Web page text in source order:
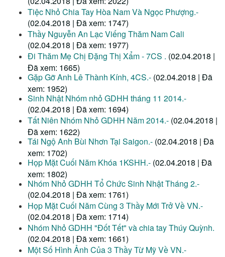
Tiệc Nhỏ Chia Tay Hòa Nam Và Ngọc Phượng.-
(02.04.2018 | Đã xem: 1747)
Thầy Nguyễn An Lạc Viếng Thăm Nam Cali
(02.04.2018 | Đã xem: 1977)
Đi Thăm Mẹ Chị Đặng Thị Xẩm - 7CS . (02.04.2018 |
Đã xem: 1665)
Gặp Gỡ Anh Lê Thành Kính, 4CS.- (02.04.2018 | Đã
xem: 1952)
Sinh Nhật Nhóm nhỏ GDHH tháng 11 2014.-
(02.04.2018 | Đã xem: 1694)
Tất Niên Nhóm Nhỏ GDHH Năm 2014.- (02.04.2018 |
Đã xem: 1622)
Tái Ngộ Anh Bùi Nhơn Tại Saigon.- (02.04.2018 | Đã
xem: 1702)
Họp Mặt Cuối Năm Khóa 1KSHH.- (02.04.2018 | Đã
xem: 1802)
Nhóm Nhỏ GDHH Tổ Chức Sinh Nhật Tháng 2.-
(02.04.2018 | Đã xem: 1761)
Họp Mặt Cuối Năm Cùng 3 Thầy Mới Trở Về VN.-
(02.04.2018 | Đã xem: 1714)
Nhóm Nhỏ GDHH "Đốt Tết" và chia tay Thúy Quỳnh.
(02.04.2018 | Đã xem: 1661)
Một Số Hình Ảnh Của 3 Thầy Từ Mỹ Về VN.-